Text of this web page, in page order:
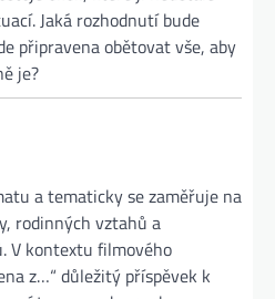
Jaká rozhodnutí bude
připravena obětovat vše, aby
je?
a tematicky se zaměřuje na
rodinných vztahů a
V kontextu filmového
z…“ důležitý příspěvek k